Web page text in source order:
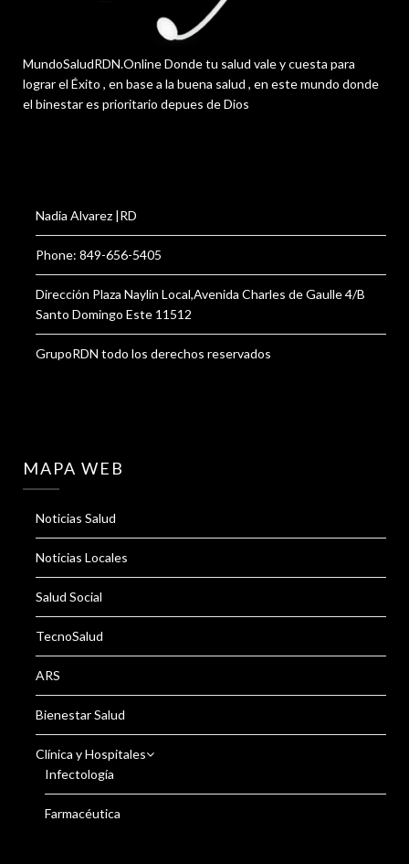
MundoSaludRDN.Online Donde tu salud vale y cuesta para
lograr el Éxito , en base a la buena salud , en este mundo donde
el binestar es prioritario depues de Dios
Nadia Alvarez |RD
Phone: 849-656-5405
Dirección Plaza Naylin Local,Avenida Charles de Gaulle 4/B
Santo Domingo Este 11512
GrupoRDN todo los derechos reservados
MAPA WEB
Noticias Salud
Noticias Locales
Salud Social
TecnoSalud
ARS
Bienestar Salud
Clínica y Hospitales
Infectología
Farmacéutica